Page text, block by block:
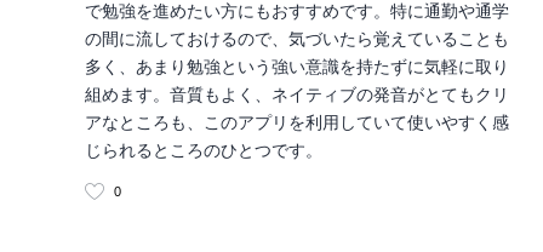
で勉強を進めたい方にもおすすめです。特に通勤や通学
の間に流しておけるので、気づいたら覚えていることも
多く、あまり勉強という強い意識を持たずに気軽に取り
組めます。音質もよく、ネイティブの発音がとてもクリ
アなところも、このアプリを利用していて使いやすく感
じられるところのひとつです。
0